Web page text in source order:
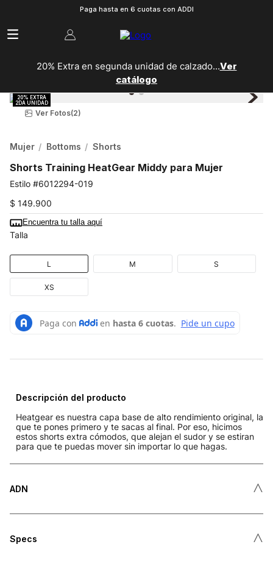
Paga hasta en 6 cuotas con ADDI
20% Extra en segunda unidad de calzado...Ver
catálogo
Ver Fotos(2)
Mujer Bottoms Shorts
Shorts Training HeatGear Middy para Mujer
6012294-019
$ 149.900
Encuentra tu talla aquí
Talla
L M S
XS
Descripción del producto
Heatgear es nuestra capa base de alto rendimiento original, la
que te pones primero y te sacas al final. Por eso, hicimos
estos shorts extra cómodos, que alejan el sudor y se estiran
para que te puedas mover sin importar lo que hagas.
ADN ˄
Specs ˄